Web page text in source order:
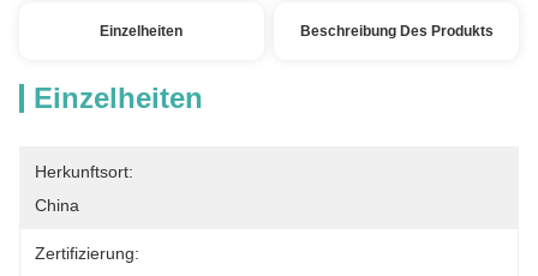
Einzelheiten Beschreibung Des Produkts
Einzelheiten
Herkunftsort:
China
Zertifizierung: